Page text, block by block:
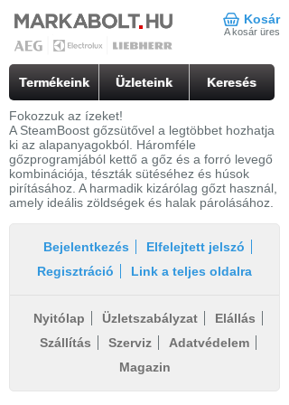
Kosár
A kosár üres
Termékeink Üzleteink Keresés
Fokozzuk az ízeket!
A SteamBoost gőzsütővel a legtöbbet hozhatja
ki az alapanyagokból. Háromféle
gőzprogramjából kettő a gőz és a forró levegő
kombinációja, tészták sütéséhez és húsok
pirításához. A harmadik kizárólag gőzt használ,
amely ideális zöldségek és halak párolásához.
Bejelentkezés
Elfelejtett jelszó
Regisztráció
Link a teljes oldalra
Nyitólap Üzletszabályzat
Elállás
Szállítás
Szerviz
Adatvédelem
Magazin